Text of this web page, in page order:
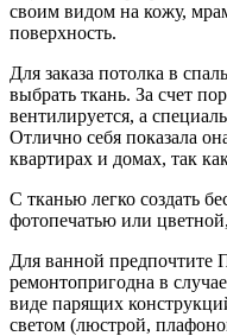
своим видом на кожу,
поверхность.
Для заказа потолка в
выбрать ткань. За счет
вентилируется, а
Отлично себя показала
квартирах и домах, так
С тканью легко создать
фотопечатью или
Для ванной
ремонтопригодна в
виде парящих
светом (люстрой,